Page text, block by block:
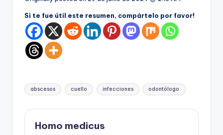
Si te fue útil este resumen, compártelo por favor!
Etiquetas:
abscesos cuello infecciones odontólogo
Homo medicus